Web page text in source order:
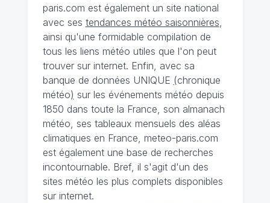
paris.com est également un site national
avec ses tendances météo saisonnières
ainsi qu'une formidable compilation de
tous les liens météo utiles que l'on peut
trouver sur internet. Enfin, avec sa
banque de données UNIQUE (chronique
météo) sur les événements météo depuis
1850 dans toute la France, son almanach
météo, ses tableaux mensuels des aléas
climatiques en France, meteo-paris.com
est également une base de recherches
incontournable. Bref, il s'agit d'un des
sites météo les plus complets disponibles
sur internet.